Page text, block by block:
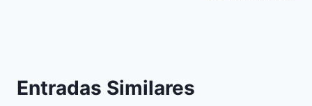
Entradas Similares